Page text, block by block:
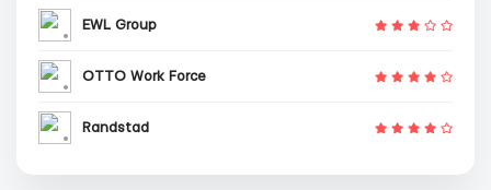
EWL Group
OTTO Work Force
Randstad